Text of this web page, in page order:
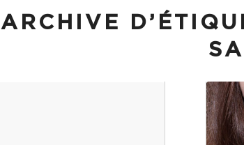
ARCHIVE